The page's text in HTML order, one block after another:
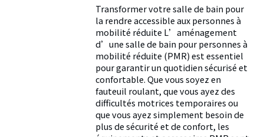
Transformer votre salle de bain pour
la rendre accessible aux personnes à
mobilité réduite L’aménagement
d’une salle de bain pour personnes à
mobilité réduite (PMR) est essentiel
pour garantir un quotidien sécurisé et
confortable. Que vous soyez en
fauteuil roulant, que vous ayez des
difficultés motrices temporaires ou
que vous ayez simplement besoin de
plus de sécurité et de confort, les